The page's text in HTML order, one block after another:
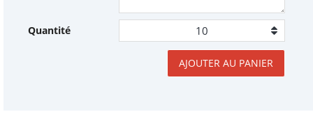
Quantité
AJOUTER AU PANIER